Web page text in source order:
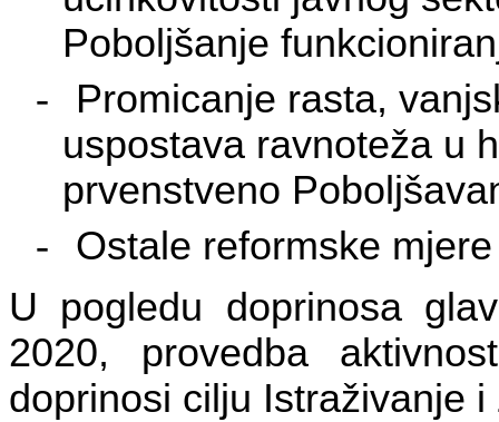
Poboljšanje
-
Promicanje rasta,
uspostava ravnoteža u
prvenstveno
-
Ostale reformske
U pogledu doprinosa
2020, provedba
doprinosi cilju Istraživanje i